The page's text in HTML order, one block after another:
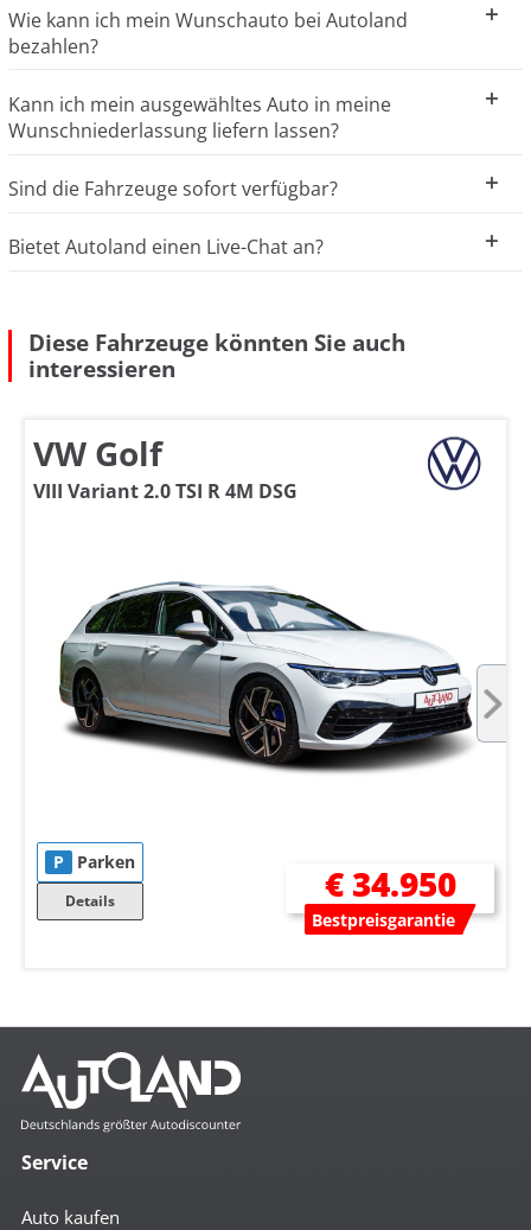
Wie kann ich mein Wunschauto bei Autoland
bezahlen?
Kann ich mein ausgewähltes Auto in meine
Wunschniederlassung liefern lassen?
Sind die Fahrzeuge sofort verfügbar?
Bietet Autoland einen Live-Chat an?
Diese Fahrzeuge könnten Sie auch
interessieren
VW Golf
VIII Variant 2.0 TSI R 4M DSG
P Parken
Details € 34.950
Bestpreisgarantie
Service
Auto kaufen